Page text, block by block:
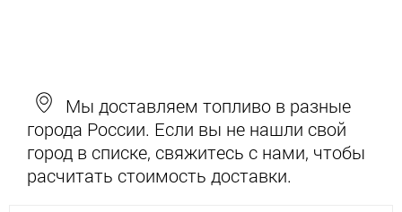
Мы доставляем топливо в разные
города России. Если вы не нашли свой
город в списке, свяжитесь с нами, чтобы
расчитать стоимость доставки.